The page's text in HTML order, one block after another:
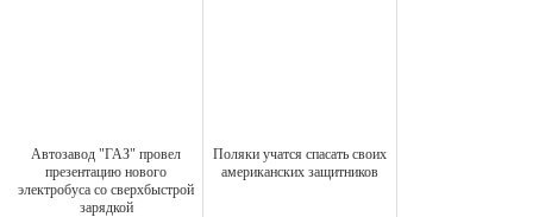
Автозавод "ГАЗ" провел
презентацию нового
электробуса со сверхбыстрой
зарядкой
Поляки учатся спасать своих
американских защитников